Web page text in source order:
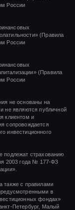
России
(Правила
России
(Правила
России
не основаны на
не являются публичной
клиентом и
сопровождается
инвестиционного
подлежат страхованию
2003 года № 177-ФЗ
также с правилами
в
фондах»
Петербург, Малый